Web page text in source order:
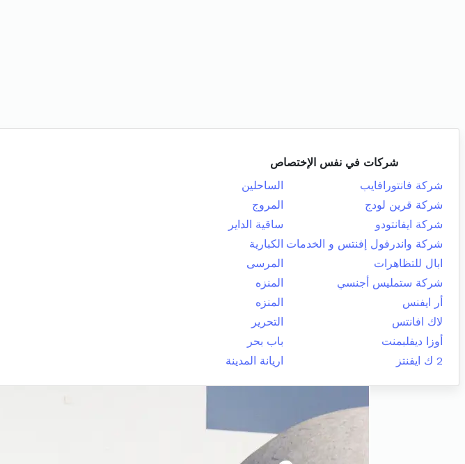
شركات في نفس الإختصاص
شركة فانتورافايب
الساحلين
شركة قرين لودج
المروج
شركة ايفانتودو
ساقية الداير
شركة واندرفول إفنتس و الخدمات الكبارية
ابال للتظاهرات
المرسى
شركة ستمليس أجنسي
المنزه
أر ايفنس
المنزه
لاك افانتس
التحرير
أوزا ديفلبمنت
باب بحر
2 ك ايفنتز
اريانة المدينة